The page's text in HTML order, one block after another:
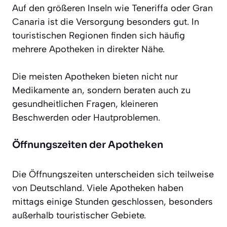
Auf den größeren Inseln wie Teneriffa oder Gran
Canaria ist die Versorgung besonders gut. In
touristischen Regionen finden sich häufig
mehrere Apotheken in direkter Nähe.
Die meisten Apotheken bieten nicht nur
Medikamente an, sondern beraten auch zu
gesundheitlichen Fragen, kleineren
Beschwerden oder Hautproblemen.
Öffnungszeiten der Apotheken
Die Öffnungszeiten unterscheiden sich teilweise
von Deutschland. Viele Apotheken haben
mittags einige Stunden geschlossen, besonders
außerhalb touristischer Gebiete.